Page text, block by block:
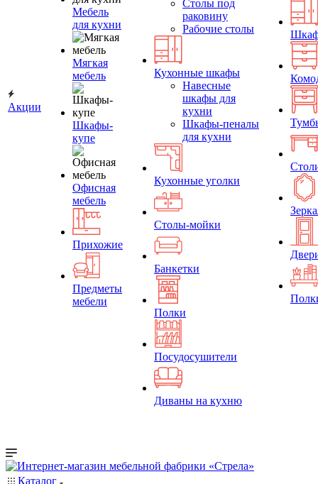
Акции
Мебель
для кухни
Мягкая
мебель
Шкафы-
купе
Офисная
мебель
Прихожие
Предметы
мебели
Столы под
раковину
Рабочие столы
Кухонные шкафы
Навесные
шкафы для
кухни
Шкафы-пеналы
для кухни
Кухонные уголки
Столы-мойки
Банкетки
Полки
Посудосушители
Диваны на кухню
Каталог